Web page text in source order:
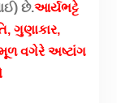
છે.આર્યભટ્ટે
ગુણાકાર,
વગેરે અષ્ટાંગ